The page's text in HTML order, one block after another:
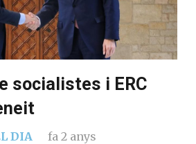
socialistes i ERC
DIA fa 2 anys